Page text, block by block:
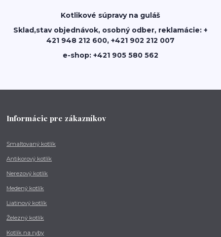
Kotlikové súpravy na guláš
Sklad,stav objednávok, osobný odber, reklamácie: +
421 948 212 600, +421 902 212 007
e-shop: +421 905 580 562
Informácie pre zákazníkov
Smaltovaný kotlík
Antikorový kotlík
Nerezový kotlík
Medený kotlík
Liatinový kotlík
Železný kotlík
Kotlík na ryby